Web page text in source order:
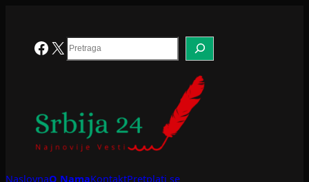
Facebook
X Search
NaslovnaO NamaKontaktPretplati se